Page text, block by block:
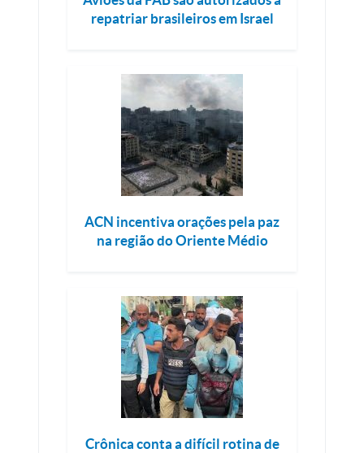
repatriar brasileiros em Israel
ACN incentiva orações pela paz
na região do Oriente Médio
Crônica conta a difícil rotina de